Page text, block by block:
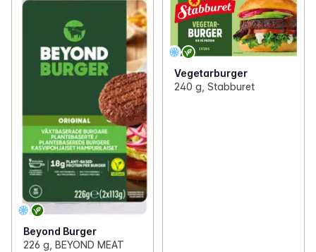
Beyond Burger
226 g, BEYOND MEAT
Vegetarburger
240 g, Stabburet